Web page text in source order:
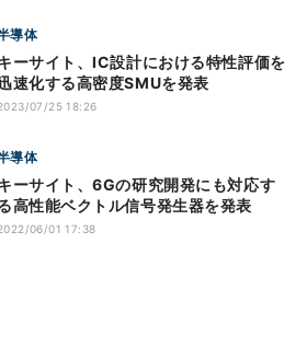
導体
ーサイト、IC設計における特性評価を
速化する高密度SMUを発表
07/25 18:26
導体
ーサイト、6Gの研究開発にも対応す
高性能ベクトル信号発生器を発表
06/01 17:38